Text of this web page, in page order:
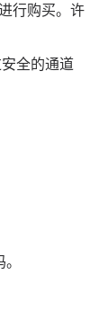
行购买。许
全的通道